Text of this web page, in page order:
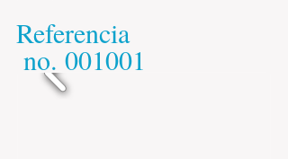
Referencia
no. 001001